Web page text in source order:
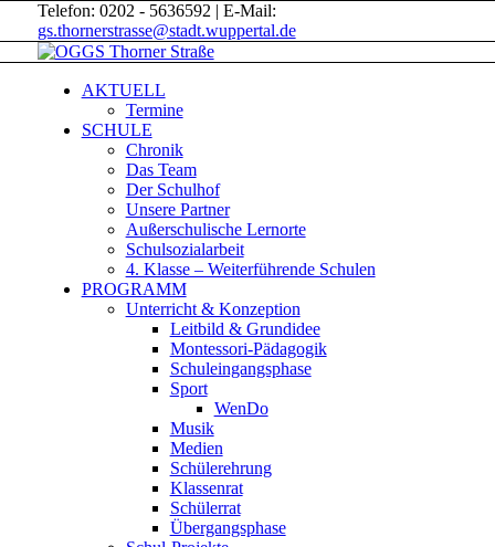
Telefon: 0202 - 5636592 | E-Mail:
gs.thornerstrasse@stadt.wuppertal.de
AKTUELL
Termine
SCHULE
Chronik
Das Team
Der Schulhof
Unsere Partner
Außerschulische Lernorte
Schulsozialarbeit
4. Klasse – Weiterführende Schulen
PROGRAMM
Unterricht & Konzeption
Leitbild & Grundidee
Montessori-Pädagogik
Schuleingangsphase
Sport
WenDo
Musik
Medien
Schülerehrung
Klassenrat
Schülerrat
Übergangsphase